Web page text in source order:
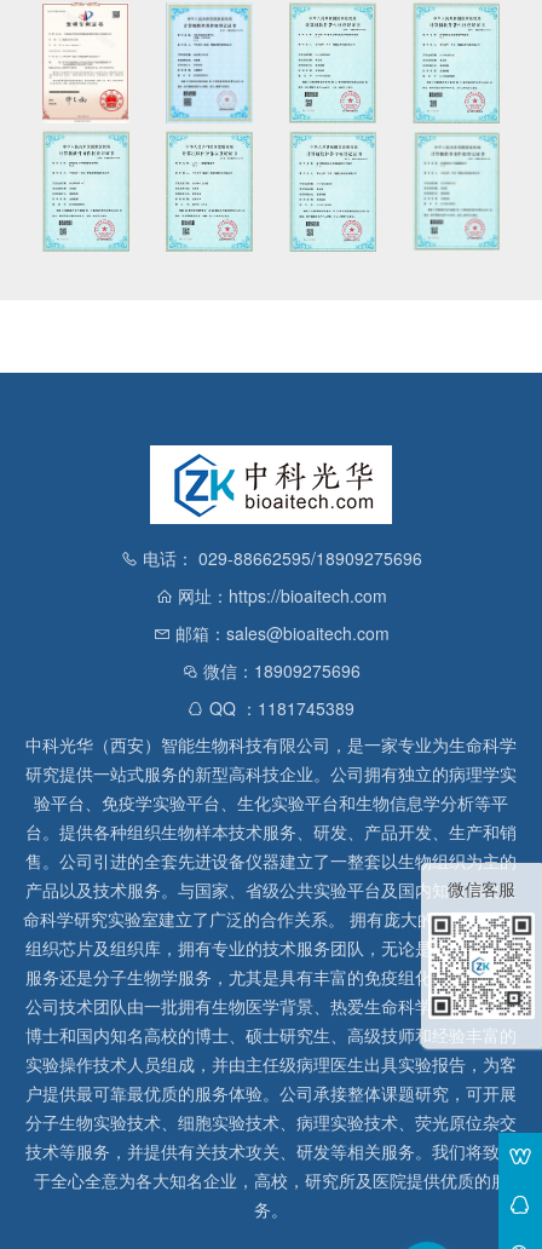
电话： 029-88662595/18909275696
网址：https://bioaitech.com
邮箱：sales@bioaitech.com
微信：18909275696
QQ ：1181745389
中科光华（西安）智能生物科技有限公司，是一家专业为生命科学
研究提供一站式服务的新型高科技企业。公司拥有独立的病理学实
验平台、免疫学实验平台、生化实验平台和生物信息学分析等平
台。提供各种组织生物样本技术服务、研发、产品开发、生产和销
售。公司引进的全套先进设备仪器建立了一整套以生物组织为主的
产品以及技术服务。与国家、省级公共实验平台及国内知名高校生
命科学研究实验室建立了广泛的合作关系。 拥有庞大的石蜡、冰冻
组织芯片及组织库，拥有专业的技术服务团队，无论是形态病理学
服务还是分子生物学服务，尤其是具有丰富的免疫组化实验经验，
公司技术团队由一批拥有生物医学背景、热爱生命科学研究的留美
博士和国内知名高校的博士、硕士研究生、高级技师和经验丰富的
实验操作技术人员组成，并由主任级病理医生出具实验报告，为客
户提供最可靠最优质的服务体验。公司承接整体课题研究，可开展
分子生物实验技术、细胞实验技术、病理实验技术、荧光原位杂交
技术等服务，并提供有关技术攻关、研发等相关服务。我们将致力
于全心全意为各大知名企业，高校，研究所及医院提供优质的服
务。
微信客服